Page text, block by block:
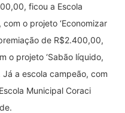
ficou a Escola
o projeto ‘Economizar
de R$2.400,00,
o projeto ‘Sabão líquido,
Já a escola campeão, com
Municipal Coraci